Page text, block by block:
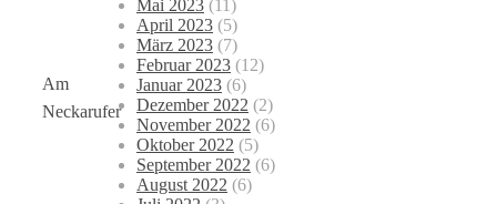
Am
Neckarufer
Mai 2023 (11)
April 2023 (5)
März 2023 (7)
Februar 2023 (12)
Januar 2023 (6)
Dezember 2022 (2)
November 2022 (6)
Oktober 2022 (5)
September 2022 (6)
August 2022 (6)